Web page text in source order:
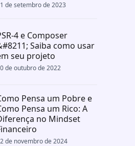
de setembro de 2023
4 e Composer
Saiba como usar
seu projeto
de outubro de 2022
Pensa um Pobre e
Pensa um Rico: A
no Mindset
de novembro de 2024